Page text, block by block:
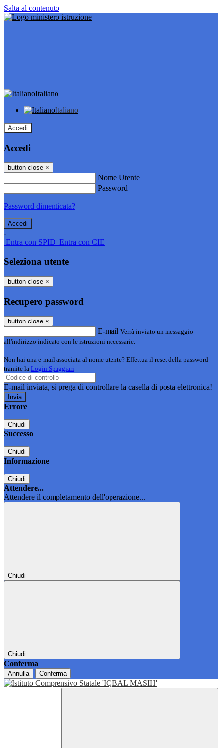
Salta al contenuto
Italiano
Italiano
Accedi
Accedi
button close ×
Nome Utente
Password
Password dimenticata?
-
Entra con SPID Entra con CIE
Seleziona utente
button close ×
Recupero password
button close ×
E-mail Verrà inviato un messaggio
all'indirizzo indicato con le istruzioni necessarie.
Non hai una e-mail associata al nome utente? Effettua il reset della password
tramite la Login Spaggiari
E-mail inviata, si prega di controllare la casella di posta elettronica!
Errore
Chiudi
Successo
Chiudi
Informazione
Chiudi
Attendere...
Attendere il completamento dell'operazione...
Chiudi
Chiudi
Conferma
Annulla Conferma